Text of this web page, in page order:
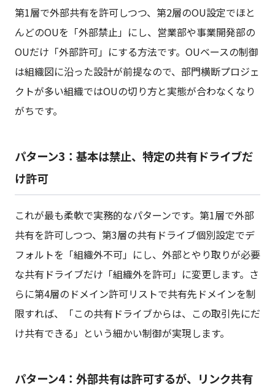
第1層で外部共有を許可しつつ、第2層のOU設定でほと
んどのOUを「外部禁止」にし、営業部や事業開発部の
OUだけ「外部許可」にする方法です。OUベースの制御
は組織図に沿った設計が前提なので、部門横断プロジェ
クトが多い組織ではOUの切り方と実態が合わなくなり
がちです。
パターン3：基本は禁止、特定の共有ドライブだ
け許可
これが最も柔軟で実務的なパターンです。第1層で外部
共有を許可しつつ、第3層の共有ドライブ個別設定でデ
フォルトを「組織外不可」にし、外部とやり取りが必要
な共有ドライブだけ「組織外を許可」に変更します。さ
らに第4層のドメイン許可リストで共有先ドメインを制
限すれば、「この共有ドライブからは、この取引先にだ
け共有できる」という細かい制御が実現します。
パターン4：外部共有は許可するが、リンク共有